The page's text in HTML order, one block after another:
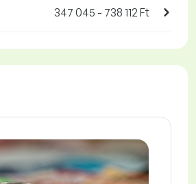
347 045 - 738 112 Ft